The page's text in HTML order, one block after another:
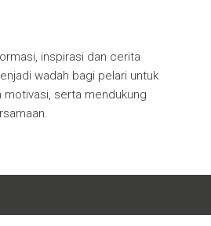
inspirasi dan cerita
wadah bagi pelari untuk
serta mendukung